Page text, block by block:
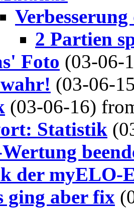
2 Partien
Foto (03-06-
(03-06-
(03-06-16)
Statistik
der myELO-
ging aber fix